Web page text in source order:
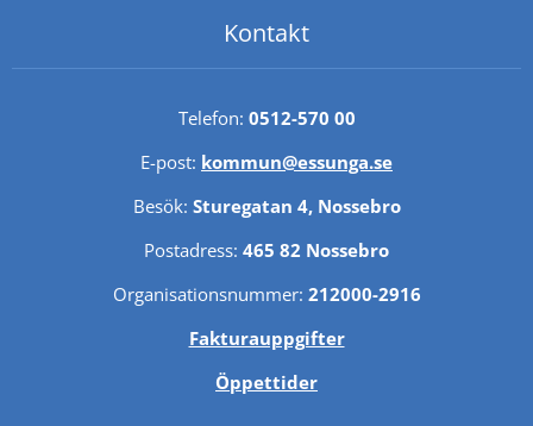
Kontakt
Telefon: 0512-570 00
E-post: kommun@essunga.se
Besök: Sturegatan 4, Nossebro
Postadress: 465 82 Nossebro
Organisationsnummer: 212000-2916
Fakturauppgifter
Öppettider